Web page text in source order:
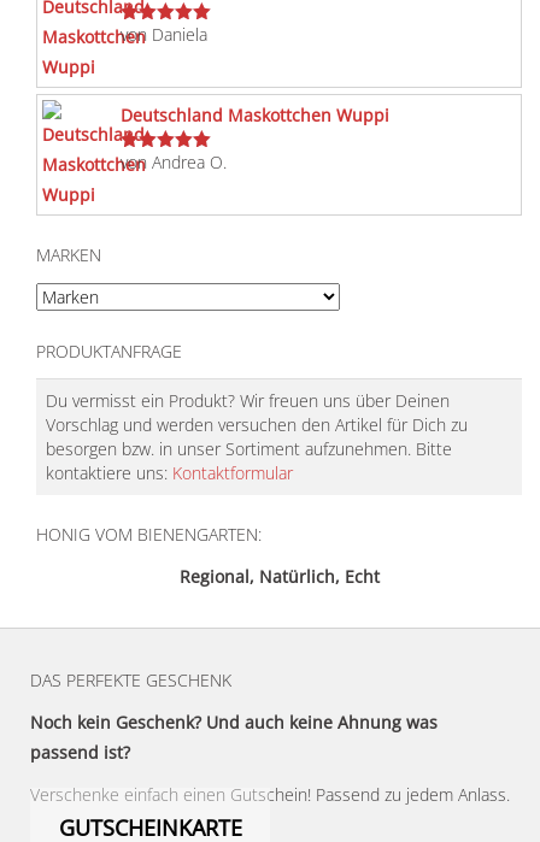
Bewertet
von Daniela
Deutschland Maskottchen Wuppi
Bewertet
von Andrea O.
MARKEN
PRODUKTANFRAGE
Du vermisst ein Produkt? Wir freuen uns über Deinen
Vorschlag und werden versuchen den Artikel für Dich zu
besorgen bzw. in unser Sortiment aufzunehmen. Bitte
kontaktiere uns: Kontaktformular
HONIG VOM BIENENGARTEN:
Regional, Natürlich, Echt
DAS PERFEKTE GESCHENK
Noch kein Geschenk? Und auch keine Ahnung was
passend ist?
Verschenke einfach einen Gutschein! Passend zu jedem Anlass.
GUTSCHEINKARTE